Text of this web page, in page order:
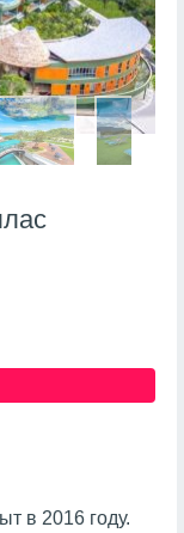
в 2016 году.